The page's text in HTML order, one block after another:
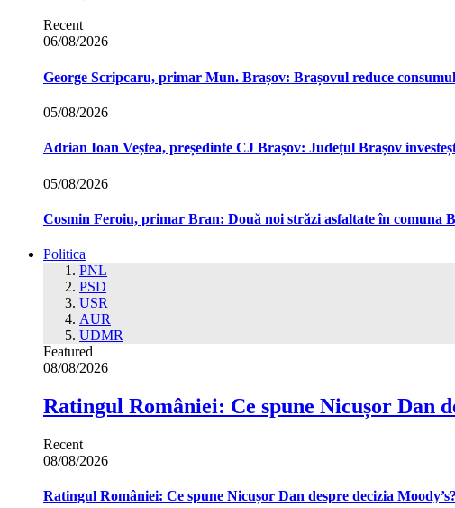
Recent
06/08/2026
George Scripcaru, primar Mun. Brașov: Brașovul reduce
05/08/2026
Adrian Ioan Veștea, președinte CJ Brașov: Județul Brașov
05/08/2026
Cosmin Feroiu, primar Bran: Două noi străzi asfaltate în comuna
Politica
PNL
PSD
USR
AUR
UDMR
Featured
08/08/2026
Ratingul României: Ce spune Nicușor Dan
Recent
08/08/2026
Ratingul României: Ce spune Nicușor Dan despre decizia Moody’s?